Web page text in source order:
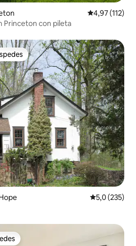
Calificación
4,97 (112)
Princeton con pileta
más destacados
Calificación
5,0 (235)